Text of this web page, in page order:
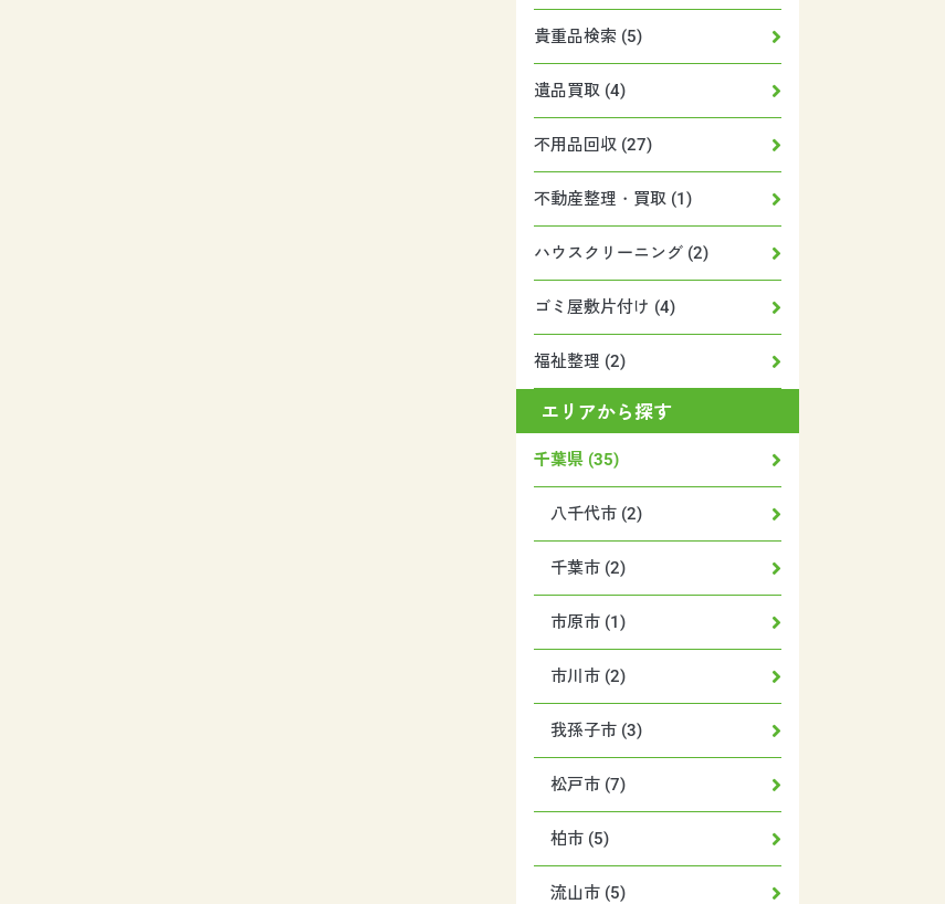
貴重品検索 (5)
遺品買取 (4)
不用品回収 (27)
不動産整理・買取 (1)
ハウスクリーニング (2)
ゴミ屋敷片付け (4)
福祉整理 (2)
エリアから探す
千葉県 (35)
八千代市 (2)
千葉市 (2)
市原市 (1)
市川市 (2)
我孫子市 (3)
松戸市 (7)
柏市 (5)
流山市 (5)